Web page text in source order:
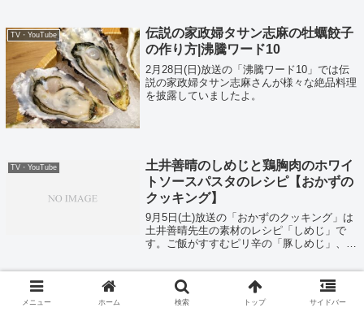
TV・YouTube
伝説の家政婦タサン志麻の牡蠣餃子
の作り方|沸騰ワード10
2月28日(日)放送の「沸騰ワード10」では伝
説の家政婦タサン志麻さんが様々な絶品料理
を披露していましたよ。
TV・YouTube
土井善晴のしめじと鶏胸肉のホワイ
トソースパスタのレシピ【おかずの
クッキング】
9月5日(土)放送の「おかずのクッキング」は
土井善晴先生の素材のレシピ「しめじ」で
す。ご飯がすすむピリ辛の「豚しめじ」、塩
じと鶏胸肉のホワイトソースパスタ」の３品
を教えてくれました。そして土井善晴先生...
TV・YouTube
絶品！農家のいちごスムージーレシ
ピ【ヒルナンデス 】
メニュー ホーム 検索 トップ サイドバー